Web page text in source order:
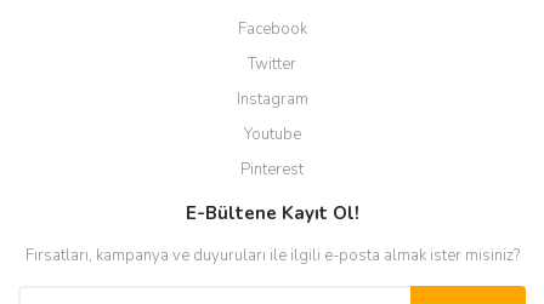
Facebook
Twitter
Instagram
Youtube
Pinterest
E-Bültene Kayıt Ol!
Fırsatları, kampanya ve duyuruları ile ilgili e-posta almak ister misiniz?